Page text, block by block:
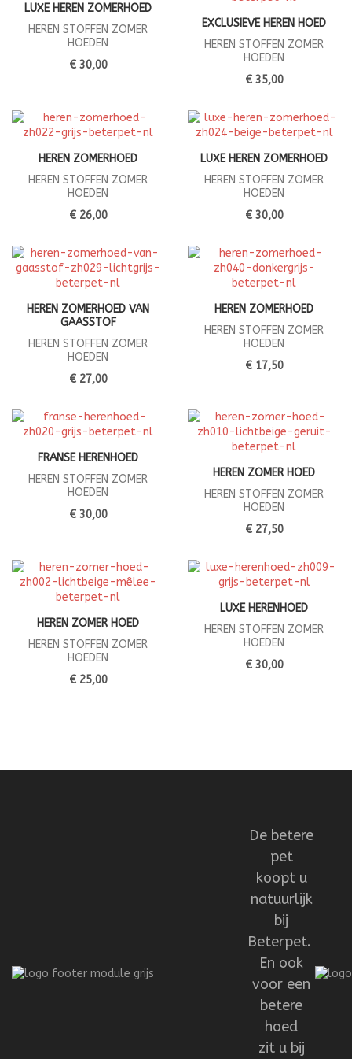
LUXE HEREN ZOMERHOED
HEREN STOFFEN ZOMER
HOEDEN
€ 30,00
EXCLUSIEVE HEREN HOED
HEREN STOFFEN ZOMER
HOEDEN
€ 35,00
HEREN ZOMERHOED
HEREN STOFFEN ZOMER
HOEDEN
€ 26,00
LUXE HEREN ZOMERHOED
HEREN STOFFEN ZOMER
HOEDEN
€ 30,00
HEREN ZOMERHOED VAN
GAASSTOF
HEREN STOFFEN ZOMER
HOEDEN
€ 27,00
HEREN ZOMERHOED
HEREN STOFFEN ZOMER
HOEDEN
€ 17,50
FRANSE HERENHOED
HEREN STOFFEN ZOMER
HOEDEN
€ 30,00
HEREN ZOMER HOED
HEREN STOFFEN ZOMER
HOEDEN
€ 27,50
HEREN ZOMER HOED
HEREN STOFFEN ZOMER
HOEDEN
€ 25,00
LUXE HERENHOED
HEREN STOFFEN ZOMER
HOEDEN
€ 30,00
De betere
pet
koopt u
natuurlijk
bij
Beterpet.
En ook
voor een
betere
hoed
zit u bij